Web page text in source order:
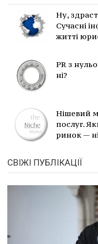
Ну,
Сучасні
житті
PR з
ні?
Нішевий
послуг.
ринок —
СВІЖІ ПУБЛІКАЦІЇ